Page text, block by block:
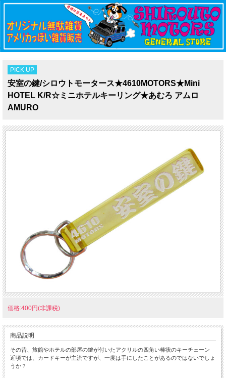
PICK UP
安室の鍵/シロウトモータース★4610MOTORS★Mini
HOTEL K/R☆ミニホテルキーリング★あむろ アムロ
AMURO
価格:400円(非課税)
商品説明
その昔、旅館やホテルの部屋の鍵が付いたアクリルの四角い棒状のキーチェーン
近頃では、カードキーが主流ですが、一度は手にしたことがあるのではないでしょ
うか？